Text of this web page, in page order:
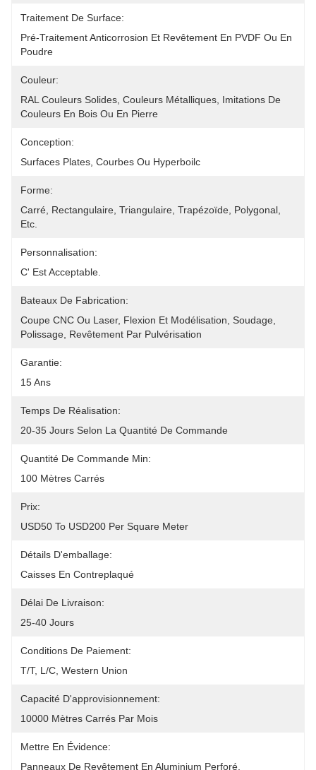
Traitement De Surface:
Pré-Traitement Anticorrosion Et Revêtement En PVDF Ou En
Poudre
Couleur:
RAL Couleurs Solides, Couleurs Métalliques, Imitations De
Couleurs En Bois Ou En Pierre
Conception:
Surfaces Plates, Courbes Ou Hyperboilc
Forme:
Carré, Rectangulaire, Triangulaire, Trapézoïde, Polygonal,
Etc.
Personnalisation:
C' Est Acceptable.
Bateaux De Fabrication:
Coupe CNC Ou Laser, Flexion Et Modélisation, Soudage,
Polissage, Revêtement Par Pulvérisation
Garantie:
15 Ans
Temps De Réalisation:
20-35 Jours Selon La Quantité De Commande
Quantité De Commande Min:
100 Mètres Carrés
Prix:
USD50 To USD200 Per Square Meter
Détails D'emballage:
Caisses En Contreplaqué
Délai De Livraison:
25-40 Jours
Conditions De Paiement:
T/T, L/C, Western Union
Capacité D'approvisionnement:
10000 Mètres Carrés Par Mois
Mettre En Évidence:
Panneaux De Revêtement En Aluminium Perforé